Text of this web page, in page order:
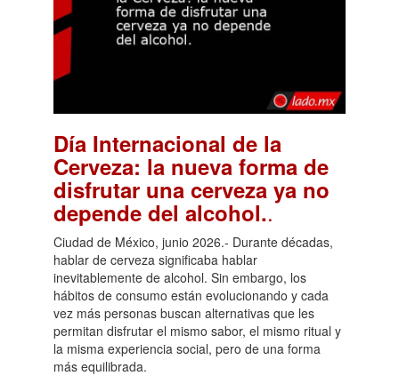
Día Internacional de la
Cerveza: la nueva forma de
disfrutar una cerveza ya no
depende del alcohol..
Ciudad de México, junio 2026.- Durante décadas,
hablar de cerveza significaba hablar
inevitablemente de alcohol. Sin embargo, los
hábitos de consumo están evolucionando y cada
vez más personas buscan alternativas que les
permitan disfrutar el mismo sabor, el mismo ritual y
la misma experiencia social, pero de una forma
más equilibrada.